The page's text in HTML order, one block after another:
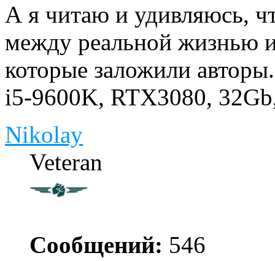
А я читаю и удивляюсь,
между реальной жизнью
которые заложили авторы.
i5-9600K, RTX3080,
Nikolay
Veteran
Сообщений: 546